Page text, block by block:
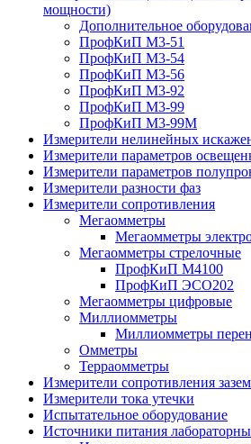
мощности)
Дополнительное
ПрофКиП М3-51
ПрофКиП М3-54
ПрофКиП М3-56
ПрофКиП М3-92
ПрофКиП М3-99
ПрофКиП М3-99М
Измерители нелинейных
Измерители параметров
Измерители параметров
Измерители разности фаз
Измерители сопротивления
Мегаомметры
Мегаомметры
Мегаомметры стрелочные
ПрофКиП М4100
ПрофКиП ЭСО202
Мегаомметры цифровые
Миллиомметры
Миллиомметры
Омметры
Терраомметры
Измерители сопротивления
Измерители тока утечки
Испытательное оборудование
Источники питания